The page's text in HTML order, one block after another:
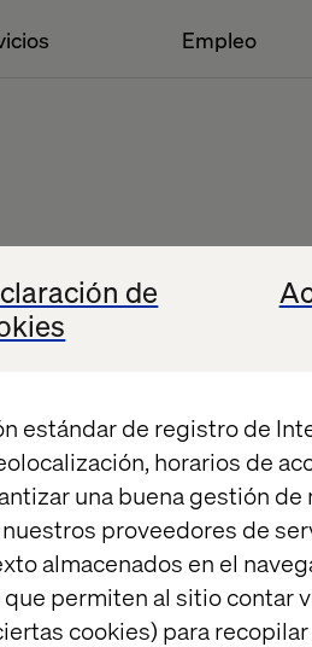
de
estándar de registro de
horarios de
una buena gestión
proveedores de
almacenados en el
permiten al sitio contar
cookies) para
Empleo